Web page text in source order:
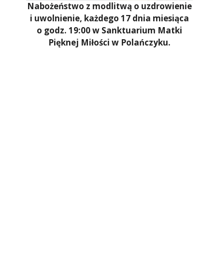
Nabożeństwo z modlitwą o uzdrowienie
i uwolnienie, każdego 17 dnia miesiąca
o godz. 19:00 w Sanktuarium Matki
Pięknej Miłości w Polańczyku.